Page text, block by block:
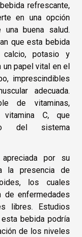
refrescante,
en una opción
buena salud.
que esta bebida
potasio y
papel vital en el
imprescindibles
adecuada.
de vitaminas,
C, que
del sistema
por su
la presencia de
los cuales
de enfermedades
libres. Estudios
bebida podría
de los niveles